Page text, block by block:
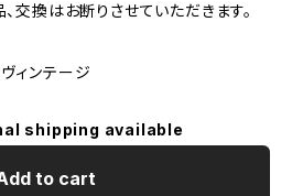
交換はお断りさせていただきます。
ィンテージ
shipping available
to cart